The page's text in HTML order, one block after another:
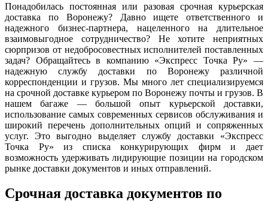
Понадобилась постоянная или разовая срочная курьерская
доставка по Воронежу? Давно ищете ответственного и
надежного бизнес-партнера, нацеленного на длительное
взаимовыгодное сотрудничество? Не хотите неприятных
сюрпризов от недобросовестных исполнителей поставленных
задач? Обращайтесь в компанию «Экспресс Точка Ру» —
надежную службу доставки по Воронежу различной
корреспонденции и грузов. Мы много лет специализируемся
на срочной доставке курьером по Воронежу почты и грузов. В
нашем багаже — большой опыт курьерской доставки,
использование самых современных сервисов обслуживания и
широкий перечень дополнительных опций и сопряженных
услуг. Это выгодно выделяет службу доставки «Экспресс
Точка Ру» из списка конкурирующих фирм и дает
возможность удерживать лидирующие позиции на городском
рынке доставки документов и иных отправлений.
Срочная доставка документов по